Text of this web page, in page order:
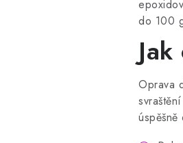
do 100
Oprava
úspěšně